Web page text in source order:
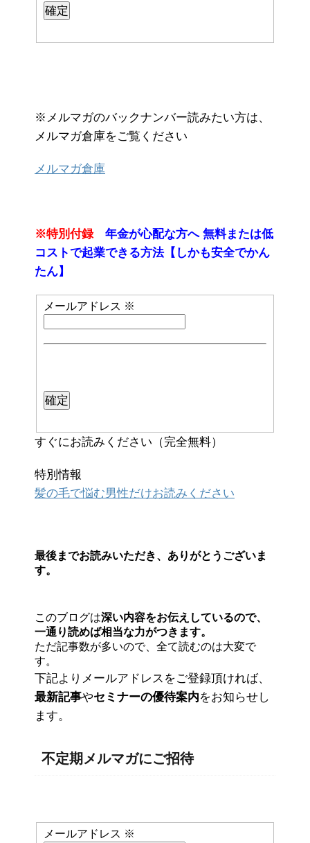
※メルマガのバックナンバー読みたい方は、
メルマガ倉庫をご覧ください
メルマガ倉庫
※特別付録
年金が心配な方へ 無料または低
コストで起業できる方法【しかも安全でかん
たん】
メールアドレス ※
すぐにお読みください（完全無料）
特別情報
髪の毛で悩む男性だけお読みください
最後までお読みいただき、ありがとうございま
す。
このブログは深い内容をお伝えしているので、
一通り読めば相当な力がつきます。
ただ記事数が多いので、全て読むのは大変で
す。
下記よりメールアドレスをご登録頂ければ、
最新記事やセミナーの優待案内をお知らせし
ます。
不定期メルマガにご招待
メールアドレス ※